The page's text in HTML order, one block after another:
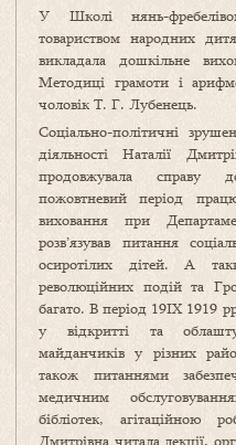
У Школі нянь-
товариством народних
викладала дошкільне
Методиці грамоти і
чоловік Т. Г. Лубенець.
Соціально-політичні
діяльності Наталії
продовжувала справу
пожовтневий період
виховання при
розв’язував питання
осиротілих дітей. А
революційних подій та
багато. В період 19ІХ 1919
у відкритті та
майданчиків у різних
також питаннями
медичним
бібліотек, агітаційною
Дмитрівна читала лекції,